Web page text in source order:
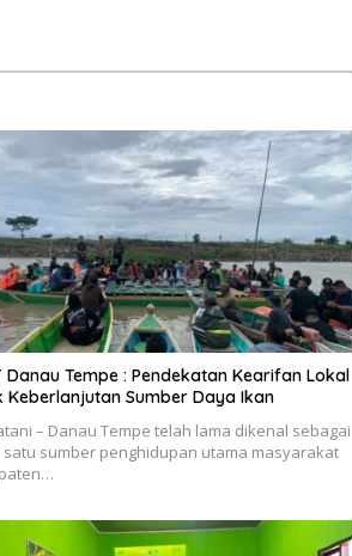
Danau Tempe : Pendekatan Kearifan Lokal
Keberlanjutan Sumber Daya Ikan
– Danau Tempe telah lama dikenal sebagai
satu sumber penghidupan utama masyarakat